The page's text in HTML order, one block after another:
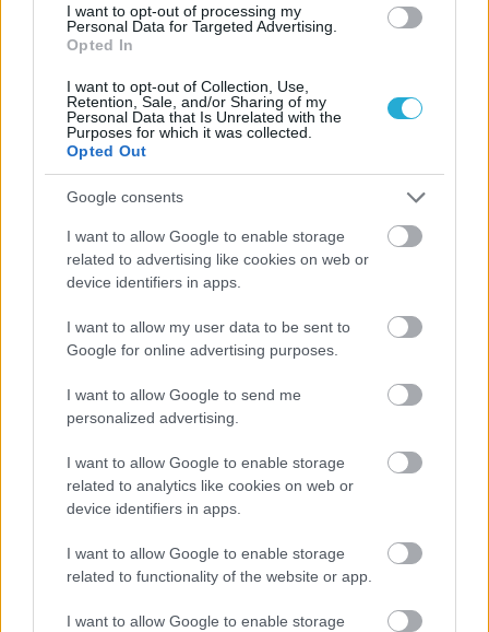
I want to opt-out of processing my
Personal Data for Targeted Advertising.
Opted In
I want to opt-out of Collection, Use,
Retention, Sale, and/or Sharing of my
Personal Data that Is Unrelated with the
Purposes for which it was collected.
Opted Out
Google consents
I want to allow Google to enable storage
related to advertising like cookies on web or
device identifiers in apps.
I want to allow my user data to be sent to
Google for online advertising purposes.
I want to allow Google to send me
personalized advertising.
I want to allow Google to enable storage
related to analytics like cookies on web or
device identifiers in apps.
I want to allow Google to enable storage
related to functionality of the website or app.
I want to allow Google to enable storage
Aκολουθήστε μας
παντού…